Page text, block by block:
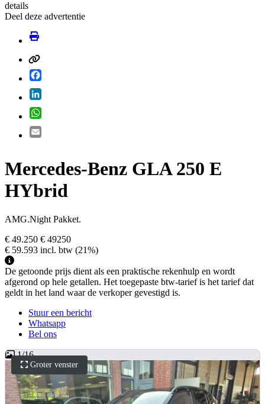
details
Deel deze advertentie
Mercedes-Benz GLA 250 E
HYbrid
AMG.Night Pakket.
€ 49.250 € 49250
€ 59.593 incl. btw (21%)
De getoonde prijs dient als een praktische rekenhulp en wordt
afgerond op hele getallen. Het toegepaste btw-tarief is het tarief dat
geldt in het land waar de verkoper gevestigd is.
Stuur een bericht
Whatsapp
Bel ons
Groter venster
1/16